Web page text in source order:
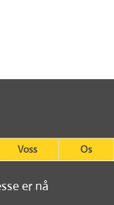
Voss Os
er nå